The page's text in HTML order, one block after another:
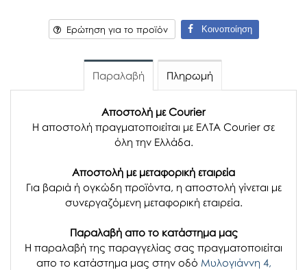
Ερώτηση για το προϊόν Κοινοποίηση
Παραλαβή Πληρωμή
Αποστολή με Courier
Η αποστολή πραγματοποιείται με ΕΛΤΑ Courier σε
όλη την Ελλάδα.
Αποστολή με μεταφορική εταιρεία
Για βαριά ή ογκώδη προϊόντα, η αποστολή γίνεται με
συνεργαζόμενη μεταφορική εταιρεία.
Παραλαβή απο το κατάστημα μας
H παραλαβή της παραγγελίας σας πραγματοποιείται
απο το κατάστημα μας στην οδό Μυλογιάννη 4,